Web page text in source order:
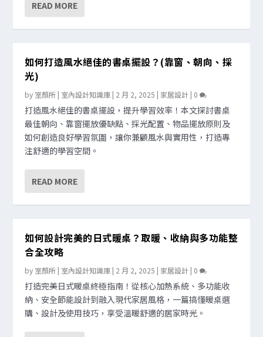
READ MORE
如何打造風水絕佳的書桌擺設？(靠窗、朝向、採
光)
by 室顏所 | 室內設計知識庫 | 2 月 2, 2025 | 家居設計 | 0
打造風水絕佳的書桌擺設，提升學習效率！本文探討書桌
最佳朝向、靠窗擺放優缺點、採光配置、物品擺放原則及
如何創造良好學習氛圍，讓你兼顧風水與實用性，打造專
注舒適的學習空間。
READ MORE
如何設計完美的日式暖桌？取暖、收納與多功能整
合全攻略
by 室顏所 | 室內設計知識庫 | 2 月 2, 2025 | 家居設計 | 0
打造完美日式暖桌終極指南！從核心加熱系統、多功能收
納、安全節能設計到融入現代家居風格，一篇搞懂暖桌選
購、設計及使用技巧，享受溫暖舒適的居家時光。